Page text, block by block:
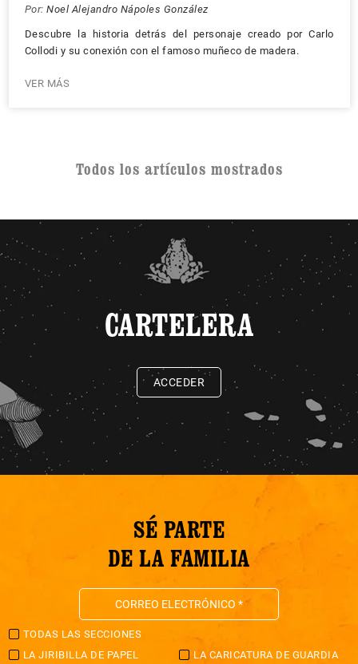
Por: Noel Alejandro Nápoles González
Descubre la historia detrás del personaje creado por Carlo
Collodi y su conexión con el famoso muñeco de madera.
VER MÁS
Todos los artículos mostrados
CARTELERA
ACCEDER
SÉ PARTE
DE LA FAMILIA
TODAS LAS SECCIONES
LA JIRIBILLA DE PAPEL
LA CARICATURA DE GUARDIA